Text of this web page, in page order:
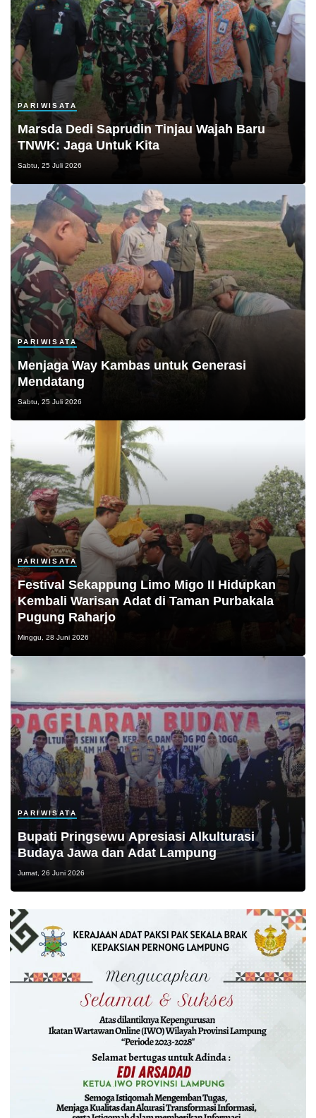
PARIWISATA
Marsda Dedi Saprudin Tinjau Wajah Baru
TNWK: Jaga Untuk Kita
Sabtu, 25 Juli 2026
PARIWISATA
Menjaga Way Kambas untuk Generasi
Mendatang
Sabtu, 25 Juli 2026
PARIWISATA
Festival Sekappung Limo Migo II Hidupkan
Kembali Warisan Adat di Taman Purbakala
Pugung Raharjo
Minggu, 28 Juni 2026
PARIWISATA
Bupati Pringsewu Apresiasi Alkulturasi
Budaya Jawa dan Adat Lampung
Jumat, 26 Juni 2026